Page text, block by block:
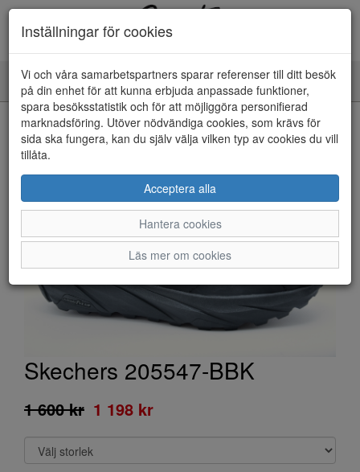
Toggle
navigation
HEM
Skechers 205547-BBK
1 600 kr 1 198 kr
Inställningar för cookies
Vi och våra samarbetspartners sparar referenser till ditt besök
på din enhet för att kunna erbjuda anpassade funktioner,
spara besöksstatistik och för att möjliggöra personifierad
marknadsföring. Utöver nödvändiga cookies, som krävs för
sida ska fungera, kan du själv välja vilken typ av cookies du vill
tillåta.
Acceptera alla
Hantera cookies
Läs mer om cookies